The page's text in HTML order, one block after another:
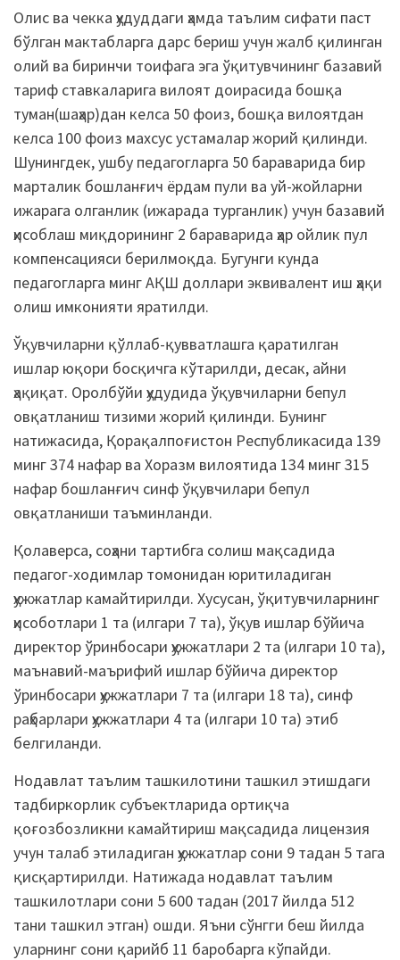
Олис ва чекка ҳудуддаги ҳамда таълим сифати паст
бўлган мактабларга дарс бериш учун жалб қилинган
олий ва биринчи тоифага эга ўқитувчининг базавий
тариф ставкаларига вилоят доирасида бошқа
туман(шаҳар)дан келса 50 фоиз, бошқа вилоятдан
келса 100 фоиз махсус устамалар жорий қилинди.
Шунингдек, ушбу педагогларга 50 бараварида бир
марталик бошланғич ёрдам пули ва уй-жойларни
ижарага олганлик (ижарада турганлик) учун базавий
ҳисоблаш миқдорининг 2 бараварида ҳар ойлик пул
компенсацияси берилмоқда. Бугунги кунда
педагогларга минг АҚШ доллари эквивалент иш ҳақи
олиш имконияти яратилди.
Ўқувчиларни қўллаб-қувватлашга қаратилган
ишлар юқори босқичга кўтарилди, десак, айни
ҳақиқат. Оролбўйи ҳудудида ўқувчиларни бепул
овқатланиш тизими жорий қилинди. Бунинг
натижасида, Қорақалпоғистон Республикасида 139
минг 374 нафар ва Хоразм вилоятида 134 минг 315
нафар бошланғич синф ўқувчилари бепул
овқатланиши таъминланди.
Қолаверса, соҳани тартибга солиш мақсадида
педагог-ходимлар томонидан юритиладиган
ҳужжатлар камайтирилди. Хусусан, ўқитувчиларнинг
ҳисоботлари 1 та (илгари 7 та), ўқув ишлар бўйича
директор ўринбосари ҳужжатлари 2 та (илгари 10 та),
маънавий-маърифий ишлар бўйича директор
ўринбосари ҳужжатлари 7 та (илгари 18 та), синф
раҳбарлари ҳужжатлари 4 та (илгари 10 та) этиб
белгиланди.
Нодавлат таълим ташкилотини ташкил этишдаги
тадбиркорлик субъектларида ортиқча
қоғозбозликни камайтириш мақсадида лицензия
учун талаб этиладиган ҳужжатлар сони 9 тадан 5 тага
қисқартирилди. Натижада нодавлат таълим
ташкилотлари сони 5 600 тадан (2017 йилда 512
тани ташкил этган) ошди. Яъни сўнгги беш йилда
уларнинг сони қарийб 11 баробарга кўпайди.